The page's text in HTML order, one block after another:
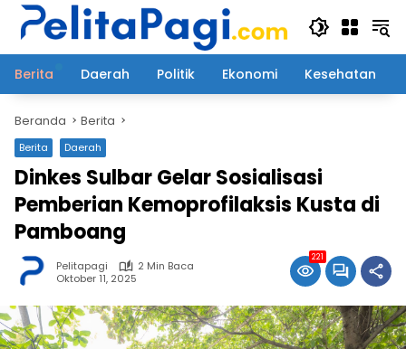
Langsung
Berita
Daerah Politik Ekonomi Kesehatan
Beranda Berita
Berita Daerah
Dinkes Sulbar Gelar Sosialisasi
Pemberian Kemoprofilaksis Kusta di
Pamboang
Pelitapagi
2 Min Baca
Oktober 11, 2025
221